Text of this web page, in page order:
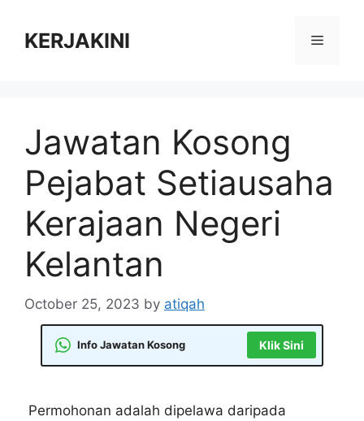
contentKERJAKINI Menu
Jawatan Kosong
Pejabat Setiausaha
Kerajaan Negeri
Kelantan
October 25, 2023 by atiqah
Info Jawatan Kosong Klik Sini
Permohonan adalah dipelawa daripada